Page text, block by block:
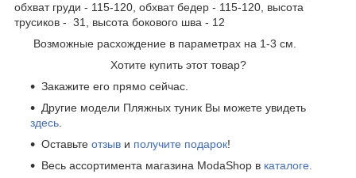
обхват груди - 115-120, обхват бедер - 115-120, высота
трусиков - 31, высота бокового шва - 12
Возможные расхождение в параметрах на 1-3 см.
Хотите купить этот товар?
Закажите его прямо сейчас.
Другие модели Пляжных туник Вы можете увидеть
здесь.
Оставьте отзыв и получите подарок!
Весь ассортимента магазина ModaShop в каталоге.